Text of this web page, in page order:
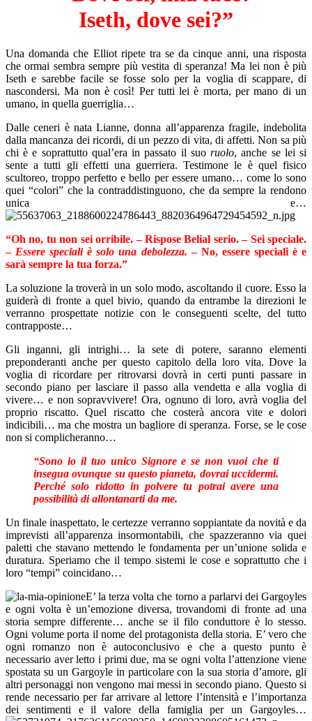
Iseth, dove sei?”
Una domanda che Elliot ripete tra se da cinque anni, una risposta
che ormai sembra sempre più vestita di speranza! Ma lei non è più
Iseth e sarebbe facile se fosse solo per la voglia di scappare, di
nascondersi. Ma non è così! Per tutti lei è morta, per mano di un
umano, in quella guerriglia…
Dalle ceneri è nata Lianne, donna all’apparenza fragile, indebolita
dalla mancanza dei ricordi, di un pezzo di vita, di affetti. Non sa più
chi è e soprattutto qual’era in passato il suoruolo, anche se lei si
sente a tutti gli effetti una guerriera. Testimone le è quel fisico
scultoreo, troppo perfetto e bello per essere umano… come lo sono
quei “colori” che la contraddistinguono, che da sempre la rendono
unica e…
“Oh no, tu non sei orribile. – Rispose Belial serio. – Sei speciale.
– Essere speciali è solo una debolezza. – No, essere speciali è e
sarà sempre la tua forza.”
La soluzione la troverà in un solo modo, ascoltando il cuore. Esso la
guiderà di fronte a quel bivio, quando da entrambe la direzioni le
verranno prospettate notizie con le conseguenti scelte, del tutto
contrapposte…
Gli inganni, gli intrighi… la sete di potere, saranno elementi
preponderanti anche per questo capitolo della loro vita. Dove la
voglia di ricordare per ritrovarsi dovrà in certi punti passare in
secondo piano per lasciare il passo alla vendetta e alla voglia di
vivere… e non sopravvivere! Ora, ognuno di loro, avrà voglia del
proprio riscatto. Quel riscatto che costerà ancora vite e dolori
indicibili… ma che mostra un bagliore di speranza. Forse, se le cose
non si complicheranno…
“Sono io il tuo unico Signore e se non vuoi che ti
insegua ovunque su questo pianeta, dovrai uccidermi.
Perché solo ridotto in polvere tu potrai avere una
possibilità di allontanarti da me.
Un finale inaspettato, le certezze verranno soppiantate da novità e da
imprevisti all’apparenza insormontabili, che spazzeranno via quei
paletti che stavano mettendo le fondamenta per un’unione solida e
duratura. Speriamo che il tempo sistemi le cose e soprattutto che i
loro “tempi” coincidano…
E’ la terza volta che torno a parlarvi dei Gargoyles
e ogni volta è un’emozione diversa, trovandomi di fronte ad una
storia sempre differente… anche se il filo conduttore è lo stesso.
Ogni volume porta il nome del protagonista della storia. E’ vero che
ogni romanzo non è autoconclusivo e che a questo punto è
necessario aver letto i primi due, ma se ogni volta l’attenzione viene
spostata su un Gargoyle in particolare con la sua storia d’amore, gli
altri personaggi non vengono mai messi in secondo piano. Questo si
rende necessario per far arrivare al lettore l’intensità e l’importanza
dei sentimenti e il valore della famiglia per un Gargoyles…